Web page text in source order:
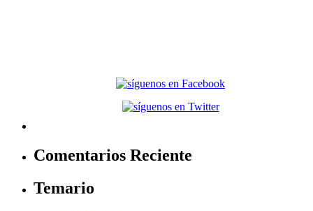
Comentarios Reciente
Temario